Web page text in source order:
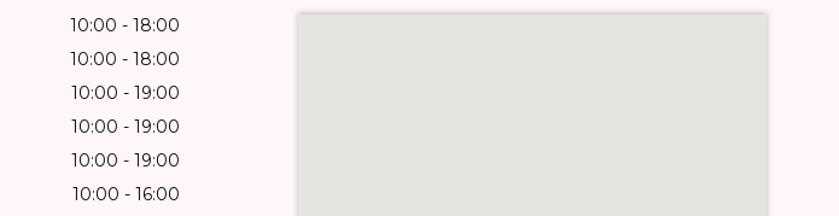
10:00
18:00
10:00
18:00
10:00
19:00
10:00
19:00
10:00
19:00
10:00
16:00